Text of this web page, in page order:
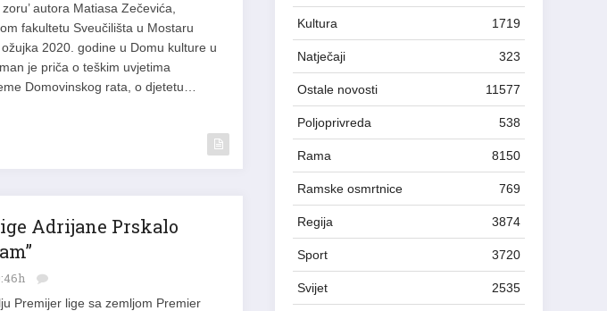
autora Matiasa Zečevića,
fakultetu Sveučilišta u Mostaru
2020. godine u Domu kulture u
je priča o teškim uvjetima
Domovinskog rata, o djetetu…
Adrijane Prskalo
Premijer lige sa zemljom Premier
Kultura 1719
Natječaji 323
Ostale novosti 11577
Poljoprivreda 538
Rama 8150
Ramske osmrtnice 769
Regija 3874
Sport 3720
Svijet 2535